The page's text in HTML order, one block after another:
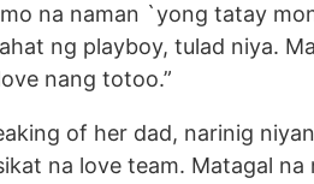
mo na naman `yong tatay
ng playboy, tulad niya.
nang totoo.”
of her dad, narinig
na love team. Matagal na